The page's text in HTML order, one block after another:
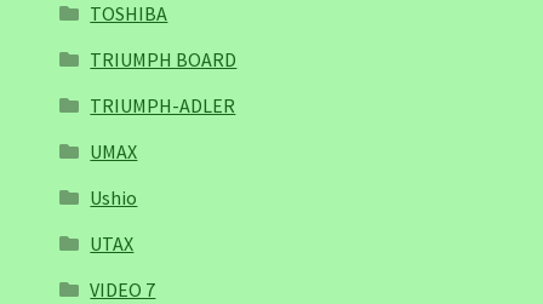
TOSHIBA
TRIUMPH BOARD
TRIUMPH-ADLER
UMAX
Ushio
UTAX
VIDEO 7